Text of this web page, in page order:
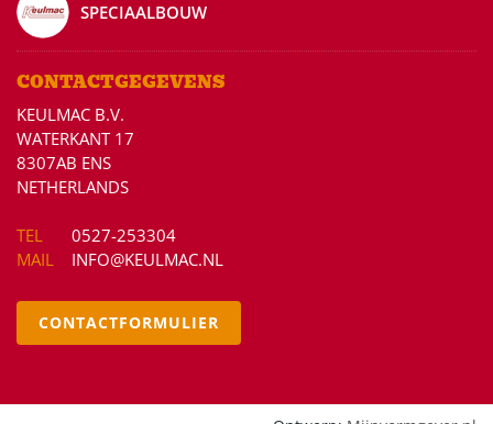
SPECIAALBOUW
CONTACTGEGEVENS
KEULMAC B.V.
WATERKANT 17
8307AB ENS
NETHERLANDS
TEL
0527-253304
MAIL
INFO@KEULMAC.NL
CONTACTFORMULIER